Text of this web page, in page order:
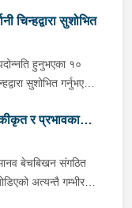
चिन्हद्वारा सुशोभित
हुनुभएका १०
सुशोभित गर्नुभएको
सुशोभन गर्नुभएको हो ।
निर्णयअनुसार
उपरीक्षक पदमा १
२०८३ साउन १८ गतेको
र प्रभावकारी
कार्की
मानव बेचबिखन संगठित
अत्यन्तै गम्भीर